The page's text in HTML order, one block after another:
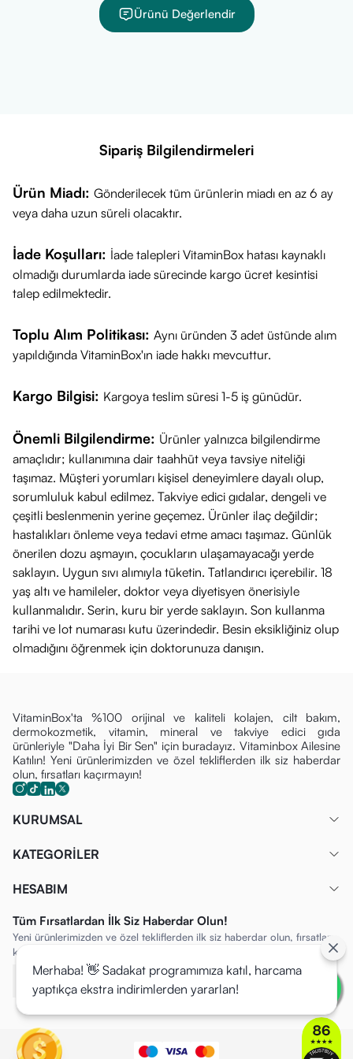
Sağlıklı günler dileriz.
Ürünü Değerlendir
Sipariş Bilgilendirmeleri
Ürün Miadı: Gönderilecek tüm ürünlerin miadı en az 6 ay
veya daha uzun süreli olacaktır.
İade Koşulları: İade talepleri VitaminBox hatası kaynaklı
olmadığı durumlarda iade sürecinde kargo ücret kesintisi
talep edilmektedir.
Toplu Alım Politikası: Aynı üründen 3 adet üstünde alım
yapıldığında VitaminBox'ın iade hakkı mevcuttur.
Kargo Bilgisi: Kargoya teslim süresi 1-5 iş günüdür.
Önemli Bilgilendirme: Ürünler yalnızca bilgilendirme
amaçlıdır; kullanımına dair taahhüt veya tavsiye niteliği
taşımaz. Müşteri yorumları kişisel deneyimlere dayalı olup,
sorumluluk kabul edilmez. Takviye edici gıdalar, dengeli ve
çeşitli beslenmenin yerine geçemez. Ürünler ilaç değildir;
hastalıkları önleme veya tedavi etme amacı taşımaz. Günlük
önerilen dozu aşmayın, çocukların ulaşamayacağı yerde
saklayın. Uygun sıvı alımıyla tüketin. Tatlandırıcı içerebilir. 18
yaş altı ve hamileler, doktor veya diyetisyen önerisiyle
kullanmalıdır. Serin, kuru bir yerde saklayın. Son kullanma
tarihi ve lot numarası kutu üzerindedir. Besin eksikliğiniz olup
olmadığını öğrenmek için doktorunuza danışın.
VitaminBox'ta %100 orijinal ve kaliteli kolajen, cilt bakım,
dermokozmetik, vitamin, mineral ve takviye edici gıda
ürünleriyle "Daha İyi Bir Sen" için buradayız. Vitaminbox Ailesine
Katılın! Yeni ürünlerimizden ve özel tekliflerden ilk siz haberdar
olun, fırsatları kaçırmayın!
KURUMSAL
KATEGORİLER
HESABIM
Tüm Fırsatlardan İlk Siz Haberdar Olun!
Yeni ürünlerimizden ve özel tekliflerden ilk siz haberdar olun, fırsatları
kaçırmayın!
Merhaba! 👋 Sadakat programımıza katıl, harcama
yaptıkça ekstra indirimlerden yararlan!